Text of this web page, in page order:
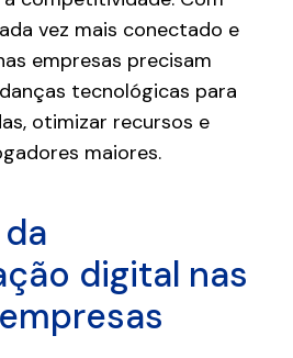
vez mais conectado e
empresas precisam
tecnológicas para
otimizar recursos e
maiores.
digital nas